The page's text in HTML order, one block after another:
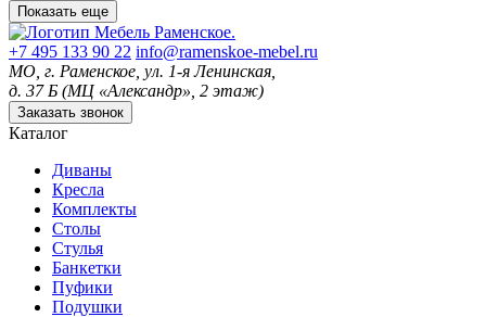
Показать еще
+7 495 133 90 22 info@ramenskoe-mebel.ru
МО, г. Раменское, ул. 1-я Ленинская,
д. 37 Б (МЦ «Александр», 2 этаж)
Заказать звонок
Каталог
Диваны
Кресла
Комплекты
Столы
Стулья
Банкетки
Пуфики
Подушки